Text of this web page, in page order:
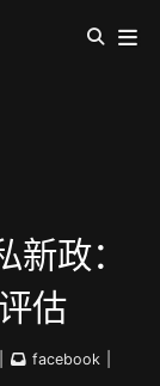
政：
估
facebook